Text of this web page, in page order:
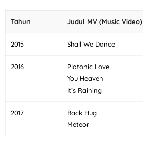
Tahun Judul MV (Music Video)
2015 Shall We Dance
2016
Platonic Love
You Heaven
It’s Raining
2017
Back Hug
Meteor